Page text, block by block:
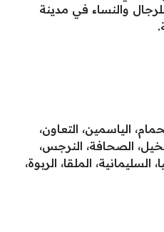
والنساء في مدينة
الياسمين، التعاون،
الصحافة، النرجس،
السليمانية، الملقا، الربوة،